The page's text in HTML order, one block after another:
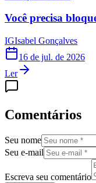
Você precisa
IGIsabel Gonçalves
16 de jul. de 2026
Ler
Comentários
Seu nome
Seu e-mail
Escreva seu comentário